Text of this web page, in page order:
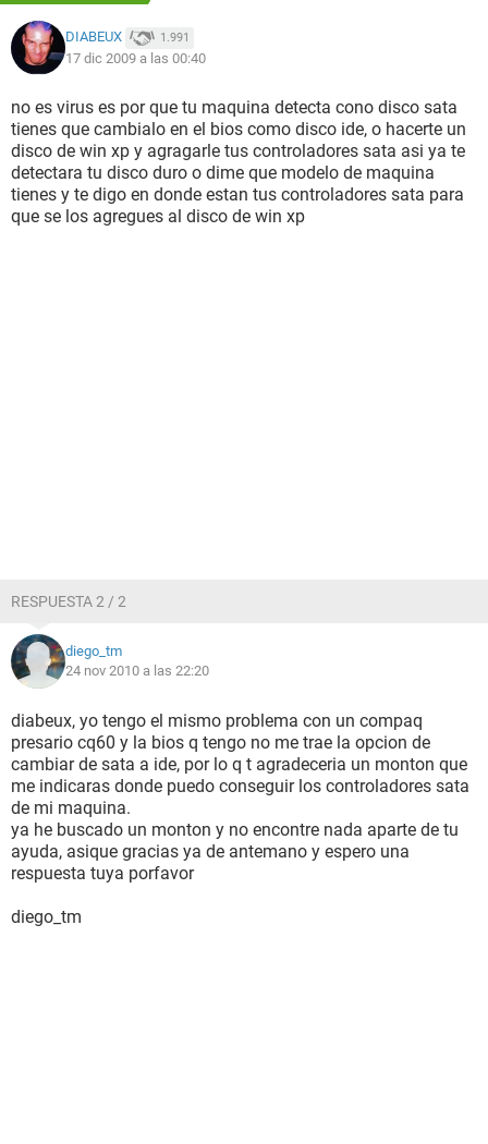
DIABEUX 1.991
17 dic 2009 a las 00:40
no es virus es por que tu maquina detecta cono disco sata
tienes que cambialo en el bios como disco ide, o hacerte un
disco de win xp y agragarle tus controladores sata asi ya te
detectara tu disco duro o dime que modelo de maquina
tienes y te digo en donde estan tus controladores sata para
que se los agregues al disco de win xp
RESPUESTA 2 / 2
diego_tm
24 nov 2010 a las 22:20
diabeux, yo tengo el mismo problema con un compaq
presario cq60 y la bios q tengo no me trae la opcion de
cambiar de sata a ide, por lo q t agradeceria un monton que
me indicaras donde puedo conseguir los controladores sata
de mi maquina.
ya he buscado un monton y no encontre nada aparte de tu
ayuda, asique gracias ya de antemano y espero una
respuesta tuya porfavor
diego_tm